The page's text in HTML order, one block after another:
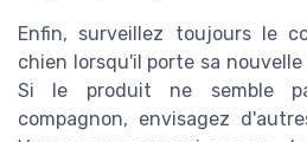
Enfin, surveillez toujours le
chien lorsqu'il porte sa nouvelle
Si le produit ne semble
compagnon, envisagez